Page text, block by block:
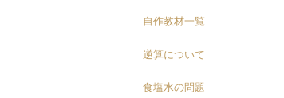
自作教材一覧
逆算について
食塩水の問題